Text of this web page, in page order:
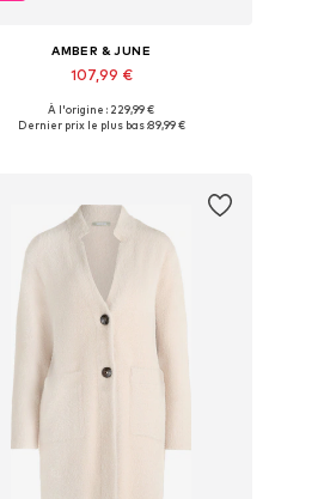
AMBER & JUNE
107,99 €
Tailles disponibles: XS-S, M-L, L
À l'origine : 229,99 €
Dernier prix le plus bas :89,99 €